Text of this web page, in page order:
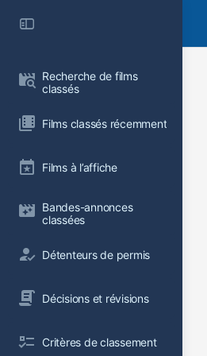
Recherche de films
classés
Films classés récemment
Films à l’affiche
Bandes-annonces
classées
Détenteurs de permis
Décisions et révisions
Critères de classement